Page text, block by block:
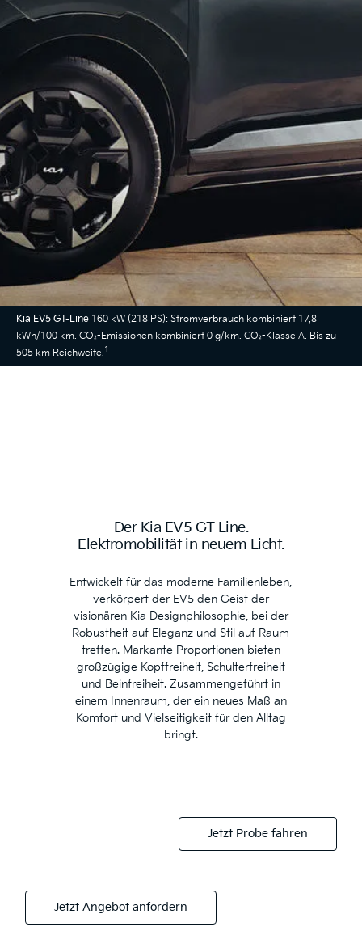
Kia EV5 GT-Line 160 kW (218 PS): Stromverbrauch kombiniert 17,8
kWh/100 km. CO₂-Emissionen kombiniert 0 g/km. CO₂-Klasse A. Bis zu
505 km Reichweite.1
Der Kia EV5 GT Line.
Elektromobilität in neuem Licht.
Entwickelt für das moderne Familienleben,
verkörpert der EV5 den Geist der
visionären Kia Designphilosophie, bei der
Robustheit auf Eleganz und Stil auf Raum
treffen. Markante Proportionen bieten
großzügige Kopffreiheit, Schulterfreiheit
und Beinfreiheit. Zusammengeführt in
einem Innenraum, der ein neues Maß an
Komfort und Vielseitigkeit für den Alltag
bringt.
Jetzt Probe fahren
Jetzt Angebot anfordern